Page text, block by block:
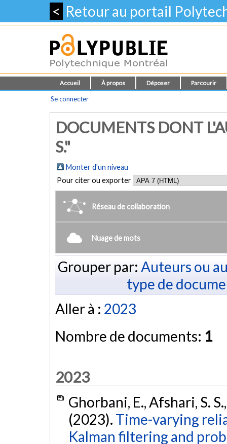
< Retour au portail
Accueil À propos Déposer Parcourir
Se connecter
DOCUMENTS DONT
S."
Monter d'un niveau
Pour citer ou exporter
Réseau de collaboration
Nuage de mots
Grouper par: Auteurs ou
type de
Aller à : 2023
Nombre de documents: 1
2023
Ghorbani, E., Afshari, S.
(2023). Time-varying
Kalman filtering and